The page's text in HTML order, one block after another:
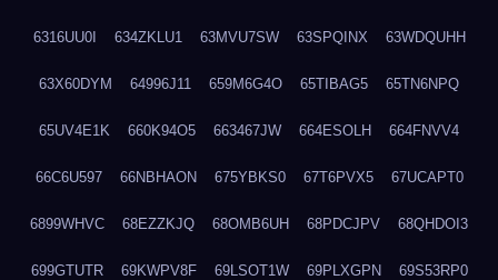
6316UU0I 634ZKLU1 63MVU7SW 63SPQINX 63WDQUHH
63X60DYM 64996J11 659M6G4O 65TIBAG5 65TN6NPQ
65UV4E1K 660K94O5 663467JW 664ESOLH 664FNVV4
66C6U597 66NBHAON 675YBKS0 67T6PVX5 67UCAPT0
6899WHVC 68EZZKJQ 68OMB6UH 68PDCJPV 68QHDOI3
699GTUTR 69KWPV8F 69LSOT1W 69PLXGPN 69S53RP0